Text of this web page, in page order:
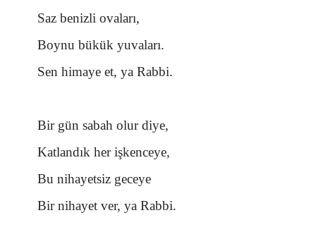
Saz benizli ovaları,
Boynu bükük yuvaları.
Sen himaye et, ya Rabbi.
Bir gün sabah olur diye,
Katlandık her işkenceye,
Bu nihayetsiz geceye
Bir nihayet ver, ya Rabbi.